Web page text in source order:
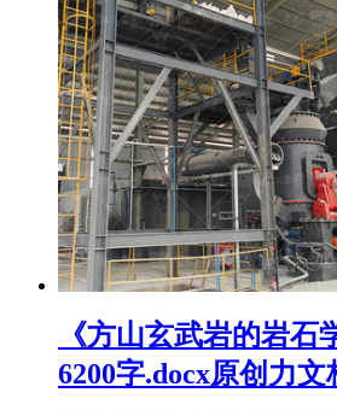
《方山玄武岩的岩石
6200字.docx原创力文